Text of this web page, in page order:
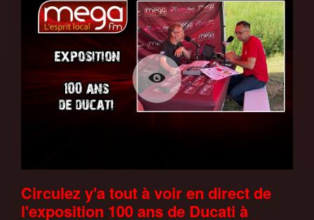
Circulez y'a tout à voir en direct de
l'exposition 100 ans de Ducati à